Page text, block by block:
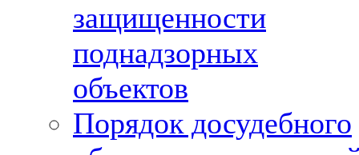
защищенности
поднадзорных
объектов
Порядок досудебного